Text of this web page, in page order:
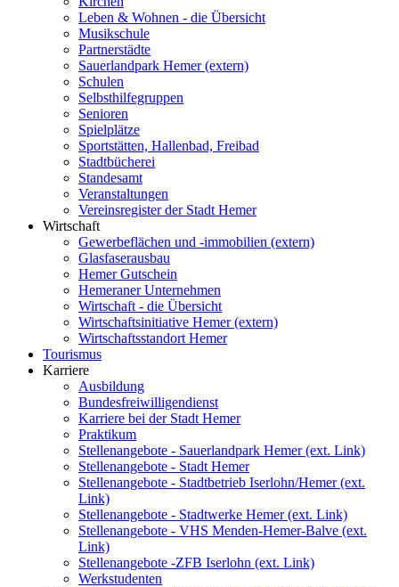
Leben & Wohnen - die Übersicht
Musikschule
Partnerstädte
Sauerlandpark Hemer (extern)
Schulen
Selbsthilfegruppen
Senioren
Spielplätze
Sportstätten, Hallenbad, Freibad
Stadtbücherei
Standesamt
Veranstaltungen
Vereinsregister der Stadt Hemer
Wirtschaft
Gewerbeflächen und -immobilien (extern)
Glasfaserausbau
Hemer Gutschein
Hemeraner Unternehmen
Wirtschaft - die Übersicht
Wirtschaftsinitiative Hemer (extern)
Wirtschaftsstandort Hemer
Tourismus
Karriere
Ausbildung
Bundesfreiwilligendienst
Karriere bei der Stadt Hemer
Praktikum
Stellenangebote - Sauerlandpark Hemer (ext. Link)
Stellenangebote - Stadt Hemer
Stellenangebote - Stadtbetrieb Iserlohn/Hemer (ext.
Link)
Stellenangebote - Stadtwerke Hemer (ext. Link)
Stellenangebote - VHS Menden-Hemer-Balve (ext.
Link)
Stellenangebote -ZFB Iserlohn (ext. Link)
Werkstudenten